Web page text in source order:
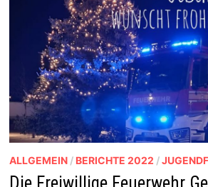
ALLGEMEIN/ BERICHTE 2022 /